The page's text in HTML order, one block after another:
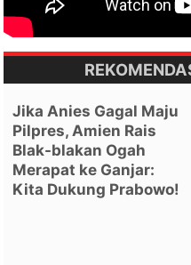
Jika Anies Gagal Maju
Pilpres, Amien Rais
Blak-blakan Ogah
Merapat ke Ganjar:
Kita Dukung Prabowo!